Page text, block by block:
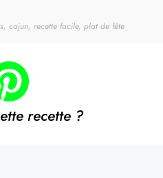
cajun, recette facile, plat de fête
recette ?